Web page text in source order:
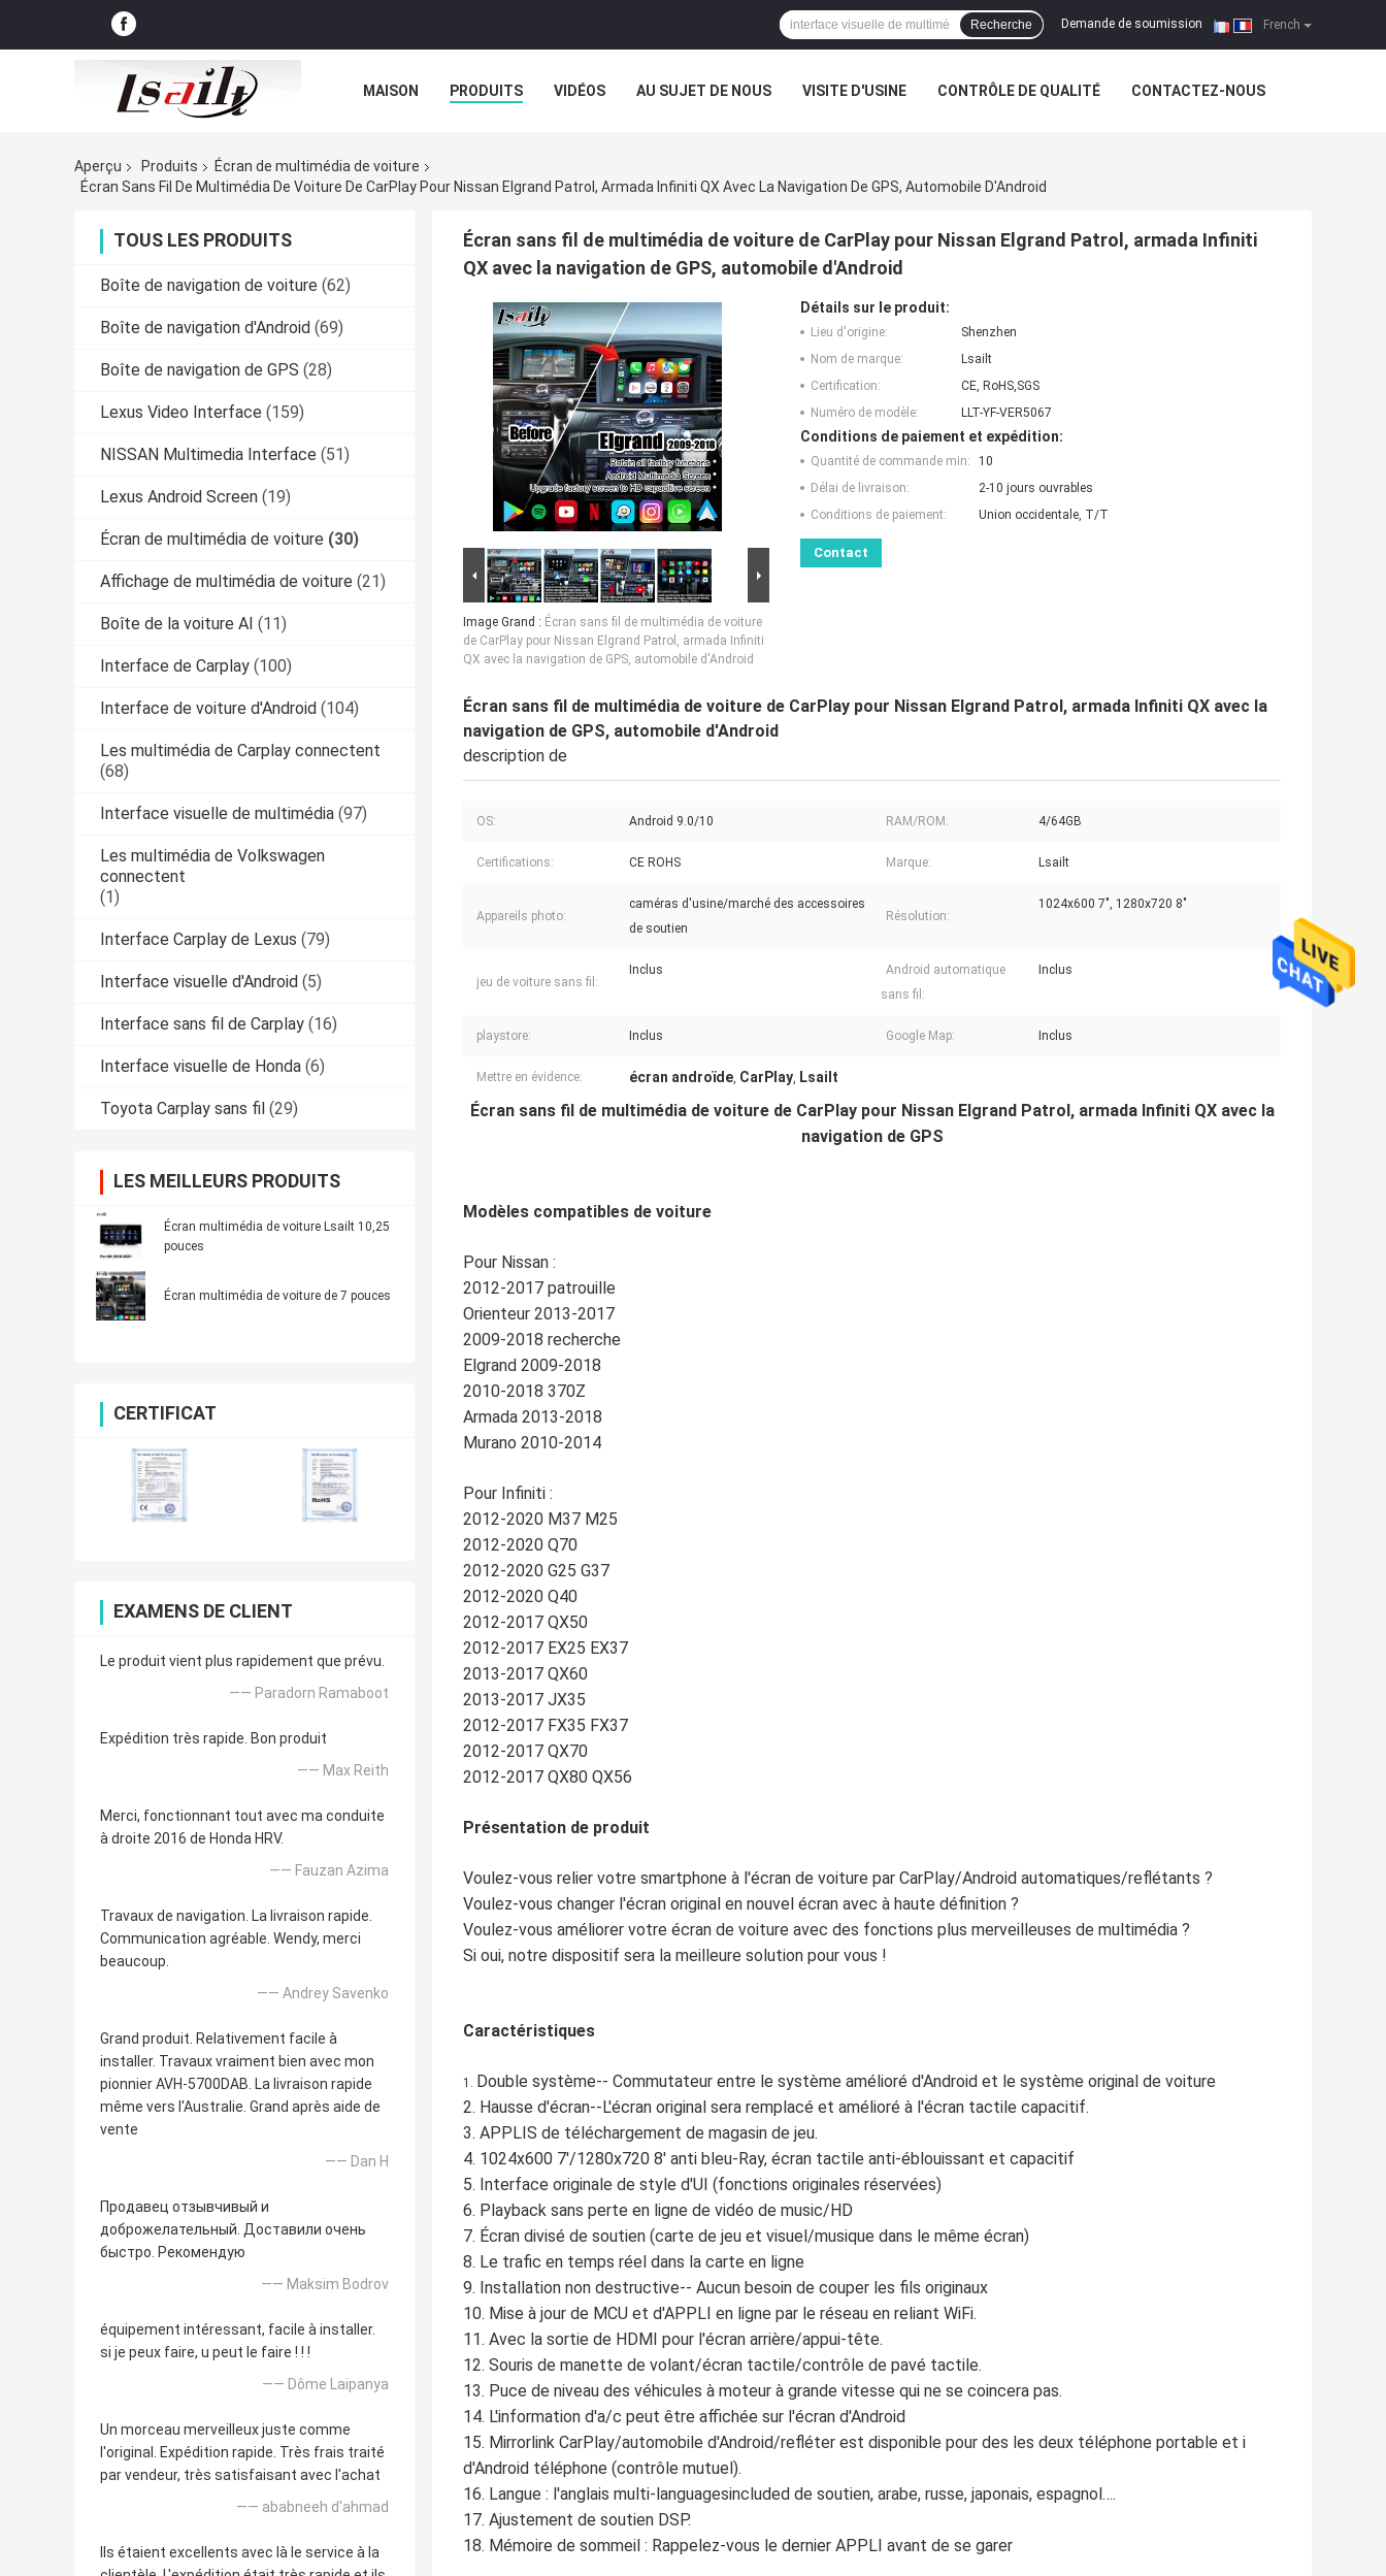
French
Demande de soumission |
Recherche
MAISON PRODUITS VIDÉOS AU SUJET DE NOUS VISITE D'USINE CONTRÔLE DE QUALITÉ CONTACTEZ-NOUS
Aperçu
Produits
Écran de multimédia de voiture
Écran Sans Fil De Multimédia De Voiture De CarPlay Pour Nissan Elgrand Patrol, Armada Infiniti QX Avec La Navigation De GPS, Automobile D'Android
TOUS LES PRODUITS
Boîte de navigation de voiture (62)
Boîte de navigation d'Android (69)
Boîte de navigation de GPS (28)
Lexus Video Interface (159)
NISSAN Multimedia Interface (51)
Lexus Android Screen (19)
Écran de multimédia de voiture (30)
Affichage de multimédia de voiture (21)
Boîte de la voiture AI (11)
Interface de Carplay (100)
Interface de voiture d'Android (104)
Les multimédia de Carplay connectent
(68)
Interface visuelle de multimédia (97)
Les multimédia de Volkswagen
connectent
(1)
Interface Carplay de Lexus (79)
Interface visuelle d'Android (5)
Interface sans fil de Carplay (16)
Interface visuelle de Honda (6)
Toyota Carplay sans fil (29)
LES MEILLEURS PRODUITS
Écran multimédia de voiture Lsailt 10,25
pouces
Écran multimédia de voiture de 7 pouces
CERTIFICAT
EXAMENS DE CLIENT
Le produit vient plus rapidement que prévu.
—— Paradorn Ramaboot
Expédition très rapide. Bon produit
—— Max Reith
Merci, fonctionnant tout avec ma conduite
à droite 2016 de Honda HRV.
—— Fauzan Azima
Travaux de navigation. La livraison rapide.
Communication agréable. Wendy, merci
beaucoup.
—— Andrey Savenko
Grand produit. Relativement facile à
installer. Travaux vraiment bien avec mon
pionnier AVH-5700DAB. La livraison rapide
même vers l'Australie. Grand après aide de
vente
—— Dan H
Продавец отзывчивый и
доброжелательный. Доставили очень
быстро. Рекомендую
—— Maksim Bodrov
équipement intéressant, facile à installer.
si je peux faire, u peut le faire ! ! !
—— Dôme Laipanya
Un morceau merveilleux juste comme
l'original. Expédition rapide. Très frais traité
par vendeur, très satisfaisant avec l'achat
—— ababneeh d'ahmad
Ils étaient excellents avec là le service à la
Écran sans fil de multimédia de voiture de CarPlay pour Nissan Elgrand Patrol, armada Infiniti
QX avec la navigation de GPS, automobile d'Android
Image Grand : Écran sans fil de multimédia de voiture
de CarPlay pour Nissan Elgrand Patrol, armada Infiniti
QX avec la navigation de GPS, automobile d'Android
Détails sur le produit:
Lieu d'origine:
Shenzhen
Nom de marque:
Lsailt
Certification:
CE, RoHS,SGS
Numéro de modèle:
LLT-YF-VER5067
Conditions de paiement et expédition:
Quantité de commande min:
10
Délai de livraison:
2-10 jours ouvrables
Conditions de paiement:
Union occidentale, T/T
Contact
Écran sans fil de multimédia de voiture de CarPlay pour Nissan Elgrand Patrol, armada Infiniti QX avec la
navigation de GPS, automobile d'Android
description de
OS: Android 9.0/10 RAM/ROM: 4/64GB
Certifications: CE ROHS Marque: Lsailt
Appareils photo:
caméras d'usine/marché des accessoires
de soutien
Résolution:
1024x600 7", 1280x720 8"
jeu de voiture sans fil:
Inclus
Android automatique
sans fil:
Inclus
playstore: Inclus Google Map: Inclus
Mettre en évidence: écran androïde CarPlay Lsailt
Écran sans fil de multimédia de voiture de CarPlay pour Nissan Elgrand Patrol, armada Infiniti QX avec la
navigation de GPS
Modèles compatibles de voiture
Pour Nissan :
2012-2017 patrouille
Orienteur 2013-2017
2009-2018 recherche
Elgrand 2009-2018
2010-2018 370Z
Armada 2013-2018
Murano 2010-2014
Pour Infiniti :
2012-2020 M37 M25
2012-2020 Q70
2012-2020 G25 G37
2012-2020 Q40
2012-2017 QX50
2012-2017 EX25 EX37
2013-2017 QX60
2013-2017 JX35
2012-2017 FX35 FX37
2012-2017 QX70
2012-2017 QX80 QX56
Présentation de produit
Voulez-vous relier votre smartphone à l'écran de voiture par CarPlay/Android automatiques/reflétants ?
Voulez-vous changer l'écran original en nouvel écran avec à haute définition ?
Voulez-vous améliorer votre écran de voiture avec des fonctions plus merveilleuses de multimédia ?
Si oui, notre dispositif sera la meilleure solution pour vous !
Caractéristiques
1. Double système-- Commutateur entre le système amélioré d'Android et le système original de voiture
2. Hausse d'écran--L'écran original sera remplacé et amélioré à l'écran tactile capacitif.
3. APPLIS de téléchargement de magasin de jeu.
4. 1024x600 7'/1280x720 8' anti bleu-Ray, écran tactile anti-éblouissant et capacitif
5. Interface originale de style d'UI (fonctions originales réservées)
6. Playback sans perte en ligne de vidéo de music/HD
7. Écran divisé de soutien (carte de jeu et visuel/musique dans le même écran)
8. Le trafic en temps réel dans la carte en ligne
9. Installation non destructive-- Aucun besoin de couper les fils originaux
10. Mise à jour de MCU et d'APPLI en ligne par le réseau en reliant WiFi.
11. Avec la sortie de HDMI pour l'écran arrière/appui-tête.
12. Souris de manette de volant/écran tactile/contrôle de pavé tactile.
13. Puce de niveau des véhicules à moteur à grande vitesse qui ne se coincera pas.
14. L'information d'a/c peut être affichée sur l'écran d'Android
15. Mirrorlink CarPlay/automobile d'Android/refléter est disponible pour des les deux téléphone portable et i
d'Android téléphone (contrôle mutuel).
16. Langue : l'anglais multi-languagesincluded de soutien, arabe, russe, japonais, espagnol….
17. Ajustement de soutien DSP.
18. Mémoire de sommeil : Rappelez-vous le dernier APPLI avant de se garer